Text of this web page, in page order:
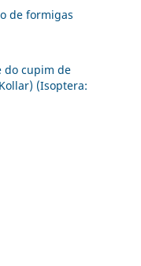
de formigas
do cupim de
(Isoptera: